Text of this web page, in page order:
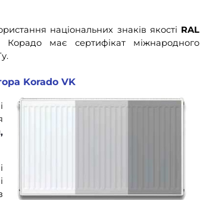
національних знаків якості RAL
має сертифікат міжнародного
Korado VK